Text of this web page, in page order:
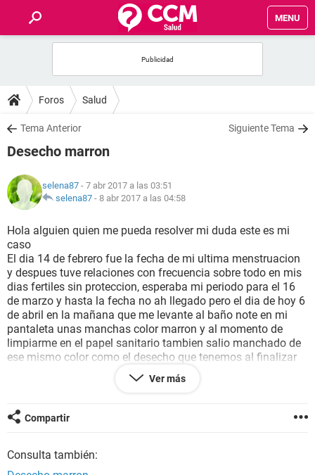
MENU
FOROS
SALUD
NUTRICIÓN
BIENESTAR
SEXUALIDAD
GLOSARIO
Foros Salud
Tema Anterior Siguiente Tema
Desecho marron
selena87 - 7 abr 2017 a las 03:51
selena87 - 8 abr 2017 a las 04:58
Hola alguien quien me pueda resolver mi duda este es mi
caso
El dia 14 de febrero fue la fecha de mi ultima menstruacion
y despues tuve relaciones con frecuencia sobre todo en mis
dias fertiles sin proteccion, esperaba mi periodo para el 16
de marzo y hasta la fecha no ah llegado pero el dia de hoy 6
de abril en la mañana que me levante al baño note en mi
pantaleta unas manchas color marron y al momento de
limpiarme en el papel sanitario tambien salio manchado de
ese mismo color como el desecho que tenemos al finalizar
la menstruacion y yo pense que de seguro era mi periodo
que estaba por llegar pero ya en todo el dia ya no me salio
Ver más
Compartir
Consulta también: